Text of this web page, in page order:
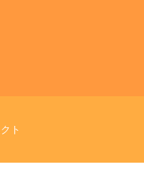
ト